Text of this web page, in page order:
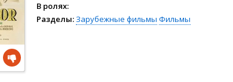
В ролях:
Разделы: Зарубежные фильмы Фильмы